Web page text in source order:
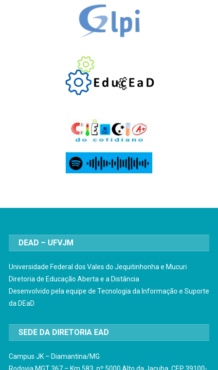
DEAD – UFVJM
Universidade Federal dos Vales do Jequitinhonha e Mucuri
Diretoria de Educação Aberta e a Distância
Desenvolvido pela equipe de Tecnologia da Informação e Suporte
da DEaD
SEDE DA DIRETORIA EAD
Campus JK – Diamantina/MG